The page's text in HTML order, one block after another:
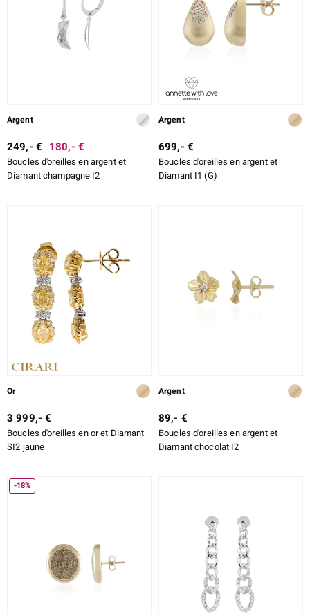
Argent
249,- € 180,- €
Boucles d'oreilles en argent et
Diamant champagne I2
Argent
699,- €
Boucles d'oreilles en argent et
Diamant I1 (G)
Or
3 999,- €
Boucles d'oreilles en or et Diamant
SI2 jaune
Argent
89,- €
Boucles d'oreilles en argent et
Diamant chocolat I2
-18%